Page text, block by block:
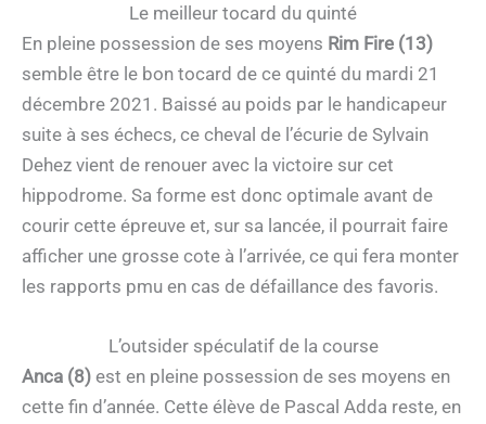
Le meilleur tocard du quinté
En pleine possession de ses moyens Rim Fire (13)
semble être le bon tocard de ce quinté du mardi 21
décembre 2021. Baissé au poids par le handicapeur
suite à ses échecs, ce cheval de l’écurie de Sylvain
Dehez vient de renouer avec la victoire sur cet
hippodrome. Sa forme est donc optimale avant de
courir cette épreuve et, sur sa lancée, il pourrait faire
afficher une grosse cote à l’arrivée, ce qui fera monter
les rapports pmu en cas de défaillance des favoris.
L’outsider spéculatif de la course
Anca (8) est en pleine possession de ses moyens en
cette fin d’année. Cette élève de Pascal Adda reste, en